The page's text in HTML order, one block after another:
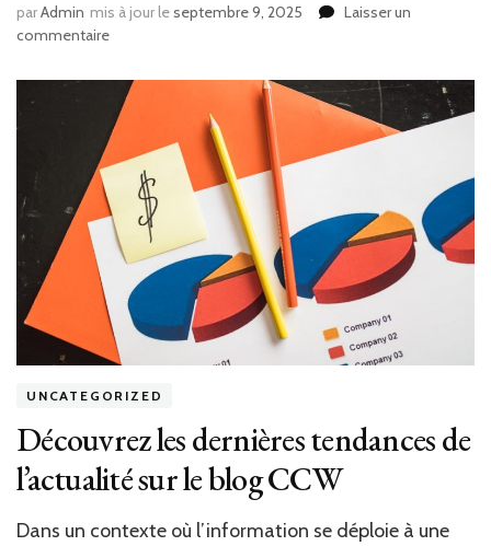
parAdmin mis à jour leseptembre 9, 2025
Laisser un
commentairesur
on
trouver
du
ménage
à
domicile
à
Gradignan
disponible
week-
end
?
UNCATEGORIZED
Découvrez les dernières tendances de
l’actualité sur le blog CCW
Dans un contexte où l’information se déploie à une